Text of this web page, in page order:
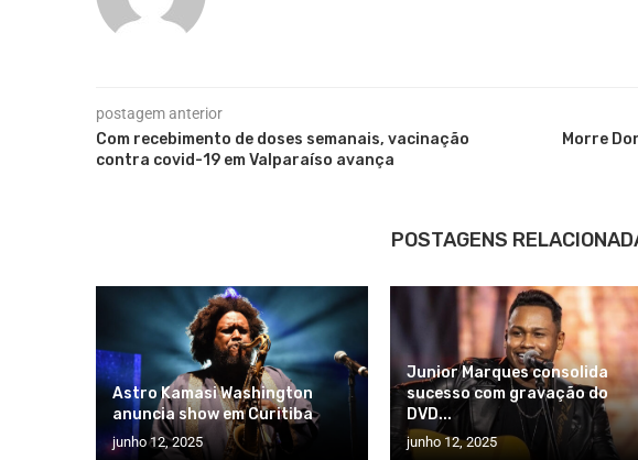
postagem anterior
Com recebimento de doses semanais, vacinação
contra covid-19 em Valparaíso avança
Morre
POSTAGENS
Astro Kamasi Washington
anuncia show em Curitiba
junho 12, 2025
Junior Marques consolida
sucesso com gravação do
DVD...
junho 12, 2025